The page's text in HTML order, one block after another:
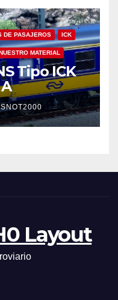
DE PASAJEROS ICK
MATERIAL
Tipo ICK
SNOT2000
Layout